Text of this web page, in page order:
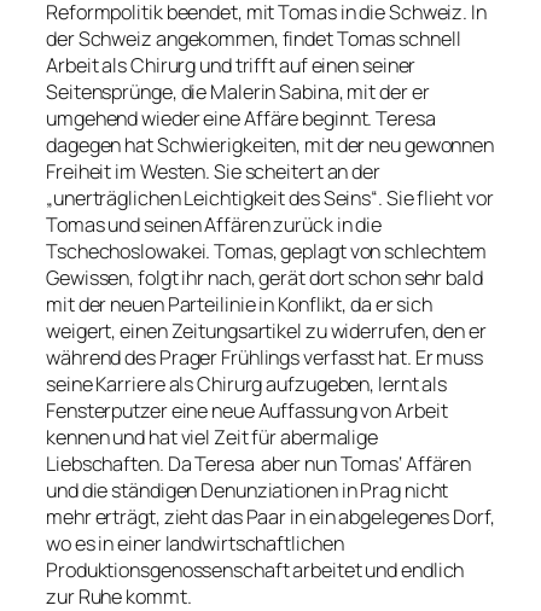
Reformpolitik beendet, mit Tomas in die Schweiz. In
der Schweiz angekommen, findet Tomas schnell
Arbeit als Chirurg und trifft auf einen seiner
Seitensprünge, die Malerin Sabina, mit der er
umgehend wieder eine Affäre beginnt. Teresa
dagegen hat Schwierigkeiten, mit der neu gewonnen
Freiheit im Westen. Sie scheitert an der
„unerträglichen Leichtigkeit des Seins“. Sie flieht vor
Tomas und seinen Affären zurück in die
Tschechoslowakei. Tomas, geplagt von schlechtem
Gewissen, folgt ihr nach, gerät dort schon sehr bald
mit der neuen Parteilinie in Konflikt, da er sich
weigert, einen Zeitungsartikel zu widerrufen, den er
während des Prager Frühlings verfasst hat. Er muss
seine Karriere als Chirurg aufzugeben, lernt als
Fensterputzer eine neue Auffassung von Arbeit
kennen und hat viel Zeit für abermalige
Liebschaften. Da Teresa aber nun Tomas‘ Affären
und die ständigen Denunziationen in Prag nicht
mehr erträgt, zieht das Paar in ein abgelegenes Dorf,
wo es in einer landwirtschaftlichen
Produktionsgenossenschaft arbeitet und endlich
zur Ruhe kommt.